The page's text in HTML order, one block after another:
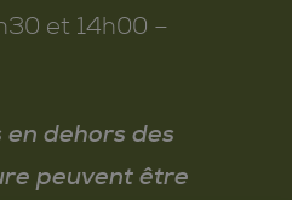
et 14h00 –
dehors des
peuvent être